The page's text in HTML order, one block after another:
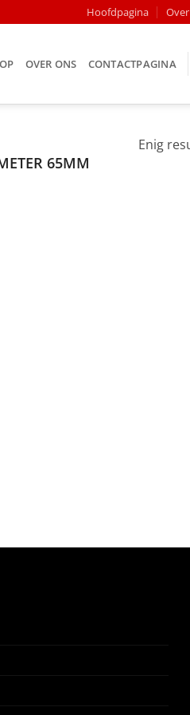
Hoofdpagina
OVER ONS CONTACTPAGINA
65MM
Enig